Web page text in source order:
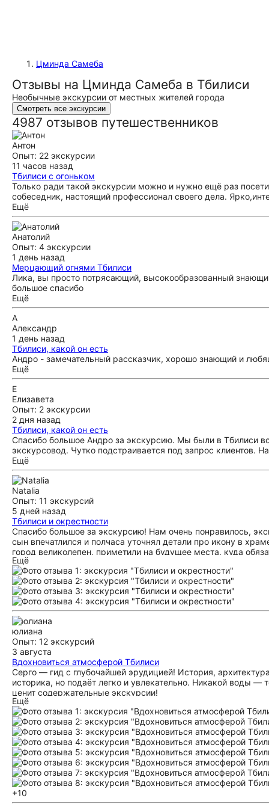
Цминда Самеба
Отзывы на Цминда Самеба в Тбилиси
Необычные экскурсии от местных жителей города
Смотреть все экскурсии
4987 отзывов путешественников
Антон
Опыт: 22 экскурсии
11 часов назад
Тбилиси с огоньком
Только ради такой экскурсии можно и нужно ещё раз
собеседник, настоящий профессионал своего дела.
Ещё
Анатолий
Опыт: 4 экскурсии
1 день назад
Мерцающий огнями Тбилиси
Лика, вы просто потрясающий, высокообразованный
большое спасибо
Ещё
А
Александр
1 день назад
Тбилиси, какой он есть
Андро - замечательный рассказчик, хорошо знающий и
Ещё
Е
Елизавета
Опыт: 2 экскурсии
2 дня назад
Тбилиси, какой он есть
Спасибо большое Андро за экскурсию. Мы были в Тбилиси
экскурсовод. Чутко подстраивается под запрос клиентов.
Ещё
Natalia
Опыт: 11 экскурсий
5 дней назад
Тбилиси и окрестности
Спасибо большое за экскурсию! Нам очень понравилось,
сын впечатлился и полчаса уточнял детали про икону в
город великолепен, приметили на будущее места, куда
Ещё
юлиана
Опыт: 12 экскурсий
3 августа
Вдохновиться атмосферой Тбилиси
Серго — гид с глубочайшей эрудицией! История,
историка, но подаёт легко и увлекательно. Никакой воды
ценит содержательные экскурсии!
Ещё
+10